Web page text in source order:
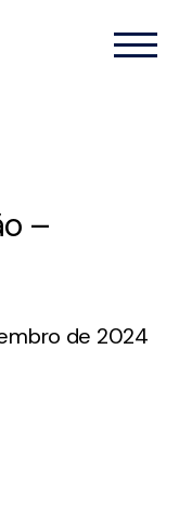
–
de 2024